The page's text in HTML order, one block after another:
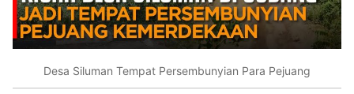
Desa Siluman Tempat Persembunyian Para Pejuang